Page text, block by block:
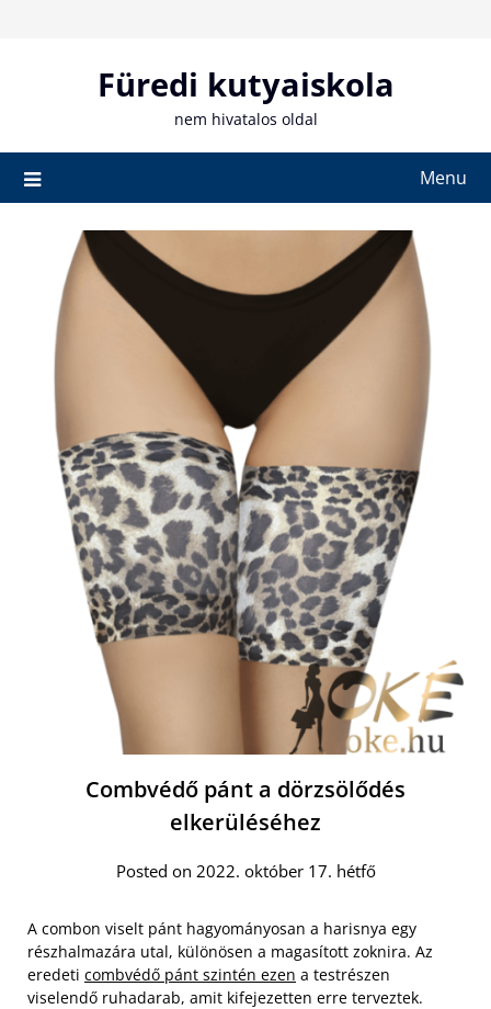
Füredi kutyaiskola
nem hivatalos oldal
Menu
Combvédő pánt a dörzsölődés
elkerüléséhez
Posted on 2022. október 17. hétfő
A combon viselt pánt hagyományosan a harisnya egy
részhalmazára utal, különösen a magasított zoknira. Az
eredeti combvédő pánt szintén ezen a testrészen
viselendő ruhadarab, amit kifejezetten erre terveztek.